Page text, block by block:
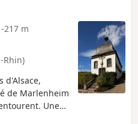
-217 m
Rhin)
d'Alsace,
de Marlenheim
Une